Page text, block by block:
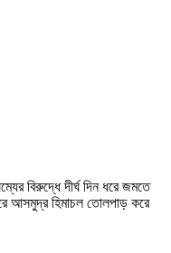
বিরুদ্ধে দীর্ঘ দিন ধরে জমতে
আসমুদ্র হিমাচল তোলপাড় করে